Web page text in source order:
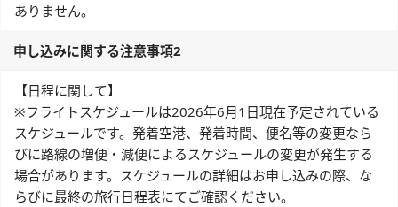
ありません。
申し込みに関する注意事項2
【日程に関して】
※フライトスケジュールは2026年6月1日現在予定されている
スケジュールです。発着空港、発着時間、便名等の変更なら
びに路線の増便・減便によるスケジュールの変更が発生する
場合があります。スケジュールの詳細はお申し込みの際、な
らびに最終の旅行日程表にてご確認ください。